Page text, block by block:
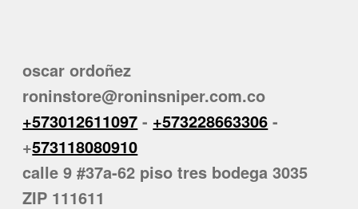
oscar ordoñez
roninstore@roninsniper.com.co
+573012611097 - +573228663306 -
+573118080910
calle 9 #37a-62 piso tres bodega 3035
ZIP 111611